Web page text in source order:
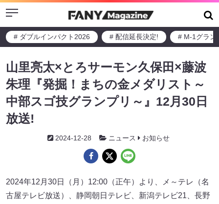
Menu
# ダブルインパクト2026 # 配信延長決定! # M-1グラン
山里亮太×とろサーモン久保田×藤波
朱理『発掘！まちの金メダリスト～
中部スゴ技グランプリ～』12月30日
放送!
2024-12-28 ニュース お知らせ
2024年12月30日（月）12:00（正午）より、メ～テレ（名
古屋テレビ放送）、静岡朝日テレビ、新潟テレビ21、長野